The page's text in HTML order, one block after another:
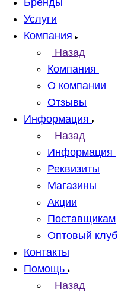
Бренды
Услуги
Компания
Назад
Компания
О компании
Отзывы
Информация
Назад
Информация
Реквизиты
Магазины
Акции
Поставщикам
Оптовый клуб
Контакты
Помощь
Назад